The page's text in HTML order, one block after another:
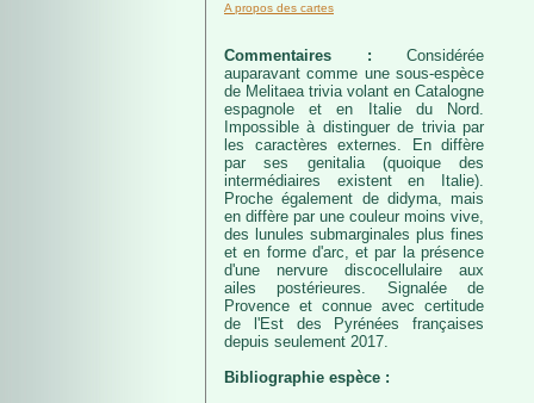
A propos des cartes
Commentaires : Considérée
auparavant comme une sous-espèce
de Melitaea trivia volant en Catalogne
espagnole et en Italie du Nord.
Impossible à distinguer de trivia par
les caractères externes. En diffère
par ses genitalia (quoique des
intermédiaires existent en Italie).
Proche également de didyma, mais
en diffère par une couleur moins vive,
des lunules submarginales plus fines
et en forme d'arc, et par la présence
d'une nervure discocellulaire aux
ailes postérieures. Signalée de
Provence et connue avec certitude
de l'Est des Pyrénées françaises
depuis seulement 2017.
Bibliographie espèce :